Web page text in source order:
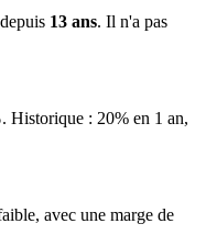
13 ans. Il n'a pas
. Historique : 20% en 1 an,
avec une marge de